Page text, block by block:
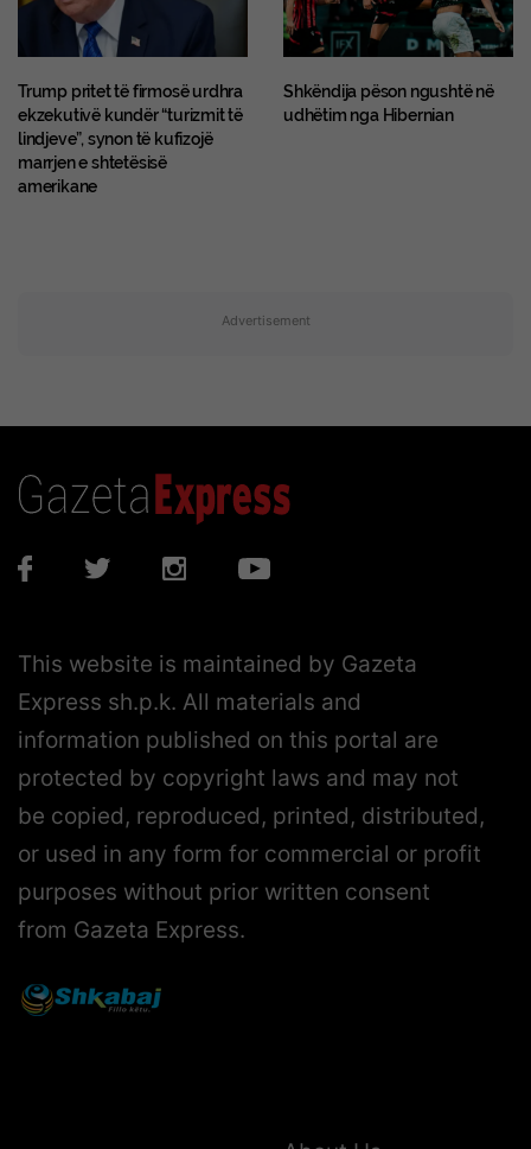
Trump pritet të firmosë urdhra
ekzekutivë kundër “turizmit të
lindjeve”, synon të kufizojë
marrjen e shtetësisë
amerikane
Shkëndija pëson ngushtë në
udhëtim nga Hibernian
Advertisement
This website is maintained by Gazeta
Express sh.p.k. All materials and
information published on this portal are
protected by copyright laws and may not
be copied, reproduced, printed, distributed,
or used in any form for commercial or profit
purposes without prior written consent
from Gazeta Express.